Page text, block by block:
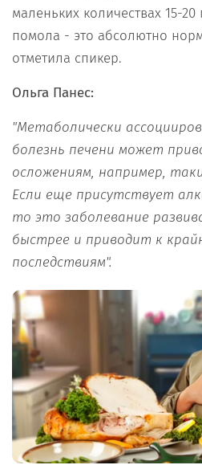
маленьких количествах 15-
помола - это абсолютно
отметила спикер.
Ольга Панес:
"Метаболически
болезнь печени может
осложениям, например,
Если еще присутствует
то это заболевание
быстрее и приводит к
последствиям".